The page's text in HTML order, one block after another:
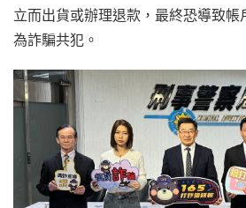
立而出貨或辦理退款，最終恐導致
為詐騙共犯。